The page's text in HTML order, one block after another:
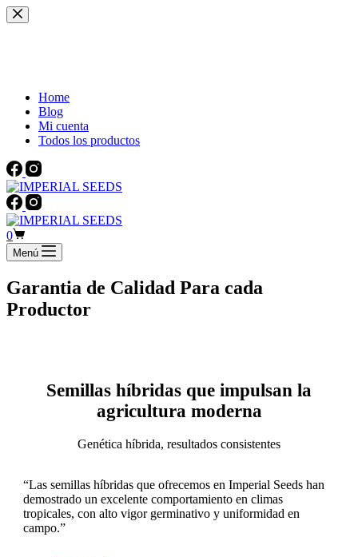
Saltar
al
Home
Blog
Mi cuenta
Todos los productos
Carro
de
compra
0
Menú
Garantia de Calidad Para cada
Productor
Semillas híbridas que impulsan la
agricultura moderna
Genética híbrida, resultados consistentes
“Las semillas híbridas que ofrecemos en Imperial Seeds han
demostrado un excelente comportamiento en climas
tropicales, con alto vigor germinativo y uniformidad en
campo.”